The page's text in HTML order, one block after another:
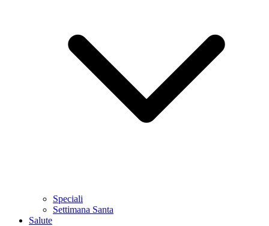
Speciali
Settimana Santa
Salute